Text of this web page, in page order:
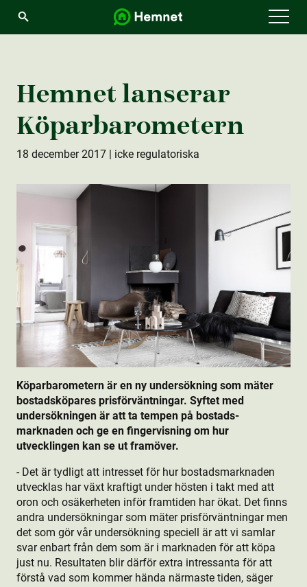
Hemnet lanserar
Köparbarometern
18 december 2017 | icke regulatoriska
Köparbarometern är en ny undersökning som mäter
bostads­köpares prisförväntningar. Syftet med
undersökningen är att ta tempen på bostads­
marknaden och ge en fingervisning om hur
utvecklingen kan se ut framöver.
- Det är tydligt att intresset för hur bostads­marknaden
utvecklas har växt kraftigt under hösten i takt med att
oron och osäkerheten inför framtiden har ökat. Det finns
andra undersökningar som mäter prisförväntningar men
det som gör vår undersökning speciell är att vi samlar
svar enbart från dem som är i marknaden för att köpa
just nu. Resultaten blir därför extra intressanta för att
förstå vad som kommer hända närmaste tiden, säger